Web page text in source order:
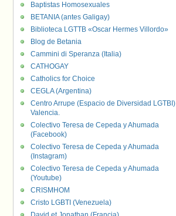
Baptistas Homosexuales
BETANIA (antes Galigay)
Biblioteca LGTTB «Oscar Hermes Villordo»
Blog de Betania
Cammini di Speranza (Italia)
CATHOGAY
Catholics for Choice
CEGLA (Argentina)
Centro Arrupe (Espacio de Diversidad LGTBI)
Valencia.
Colectivo Teresa de Cepeda y Ahumada
(Facebook)
Colectivo Teresa de Cepeda y Ahumada
(Instagram)
Colectivo Teresa de Cepeda y Ahumada
(Youtube)
CRISMHOM
Cristo LGBTI (Venezuela)